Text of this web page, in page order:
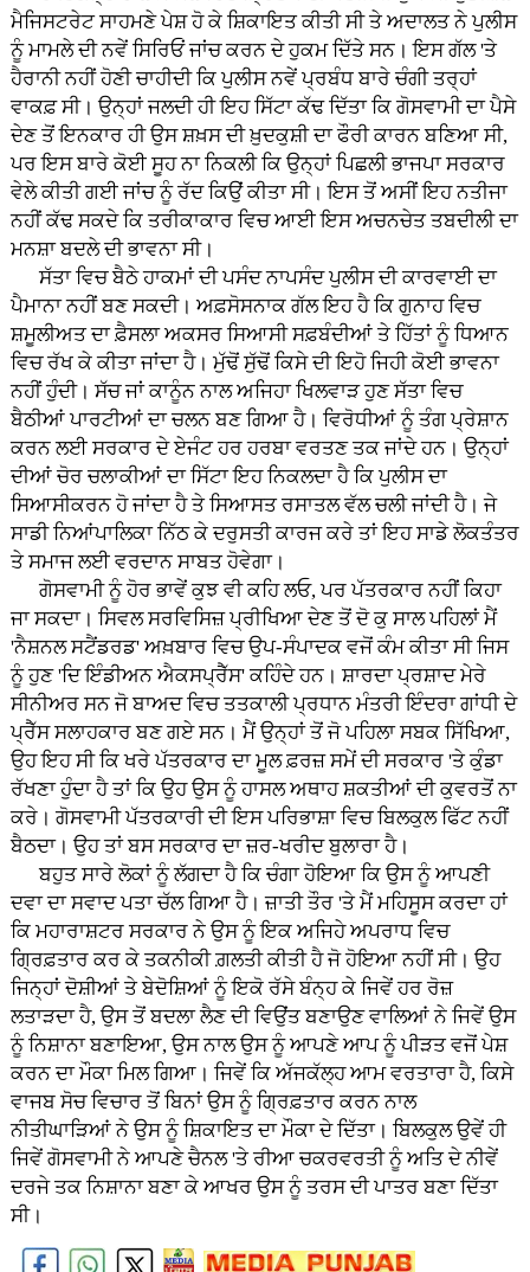
ਮੈਜਿਸਟਰੇਟ ਸਾਹਮਣੇ ਪੇਸ਼ ਹੋ ਕੇ ਸ਼ਿਕਾਇਤ ਕੀਤੀ ਸੀ ਤੇ ਅਦਾਲਤ ਨੇ ਪੁਲੀਸ
ਨੂੰ ਮਾਮਲੇ ਦੀ ਨਵੇਂ ਸਿਰਿਓਂ ਜਾਂਚ ਕਰਨ ਦੇ ਹੁਕਮ ਦਿੱਤੇ ਸਨ। ਇਸ ਗੱਲ 'ਤੇ
ਹੈਰਾਨੀ ਨਹੀਂ ਹੋਣੀ ਚਾਹੀਦੀ ਕਿ ਪੁਲੀਸ ਨਵੇਂ ਪ੍ਰਬੰਧ ਬਾਰੇ ਚੰਗੀ ਤਰ੍ਹਾਂ
ਵਾਕਫ਼ ਸੀ। ਉਨ੍ਹਾਂ ਜਲਦੀ ਹੀ ਇਹ ਸਿੱਟਾ ਕੱਢ ਦਿੱਤਾ ਕਿ ਗੋਸਵਾਮੀ ਦਾ ਪੈਸੇ
ਦੇਣ ਤੋਂ ਇਨਕਾਰ ਹੀ ਉਸ ਸ਼ਖ਼ਸ ਦੀ ਖ਼ੁਦਕੁਸ਼ੀ ਦਾ ਫੌਰੀ ਕਾਰਨ ਬਣਿਆ ਸੀ,
ਪਰ ਇਸ ਬਾਰੇ ਕੋਈ ਸੂਹ ਨਾ ਨਿਕਲੀ ਕਿ ਉਨ੍ਹਾਂ ਪਿਛਲੀ ਭਾਜਪਾ ਸਰਕਾਰ
ਵੇਲੇ ਕੀਤੀ ਗਈ ਜਾਂਚ ਨੂੰ ਰੱਦ ਕਿਉਂ ਕੀਤਾ ਸੀ। ਇਸ ਤੋਂ ਅਸੀਂ ਇਹ ਨਤੀਜਾ
ਨਹੀਂ ਕੱਢ ਸਕਦੇ ਕਿ ਤਰੀਕਾਕਾਰ ਵਿਚ ਆਈ ਇਸ ਅਚਨਚੇਤ ਤਬਦੀਲੀ ਦਾ
ਮਨਸ਼ਾ ਬਦਲੇ ਦੀ ਭਾਵਨਾ ਸੀ।
ਸੱਤਾ ਵਿਚ ਬੈਠੇ ਹਾਕਮਾਂ ਦੀ ਪਸੰਦ ਨਾਪਸੰਦ ਪੁਲੀਸ ਦੀ ਕਾਰਵਾਈ ਦਾ
ਪੈਮਾਨਾ ਨਹੀਂ ਬਣ ਸਕਦੀ। ਅਫ਼ਸੋਸਨਾਕ ਗੱਲ ਇਹ ਹੈ ਕਿ ਗੁਨਾਹ ਵਿਚ
ਸ਼ਮੂਲੀਅਤ ਦਾ ਫ਼ੈਸਲਾ ਅਕਸਰ ਸਿਆਸੀ ਸਫ਼ਬੰਦੀਆਂ ਤੇ ਹਿੱਤਾਂ ਨੂੰ ਧਿਆਨ
ਵਿਚ ਰੱਖ ਕੇ ਕੀਤਾ ਜਾਂਦਾ ਹੈ। ਮੁੱਢੋਂ ਸੁੱਢੋਂ ਕਿਸੇ ਦੀ ਇਹੋ ਜਿਹੀ ਕੋਈ ਭਾਵਨਾ
ਨਹੀਂ ਹੁੰਦੀ। ਸੱਚ ਜਾਂ ਕਾਨੂੰਨ ਨਾਲ ਅਜਿਹਾ ਖਿਲਵਾੜ ਹੁਣ ਸੱਤਾ ਵਿਚ
ਬੈਠੀਆਂ ਪਾਰਟੀਆਂ ਦਾ ਚਲਨ ਬਣ ਗਿਆ ਹੈ। ਵਿਰੋਧੀਆਂ ਨੂੰ ਤੰਗ ਪ੍ਰੇਸ਼ਾਨ
ਕਰਨ ਲਈ ਸਰਕਾਰ ਦੇ ਏਜੰਟ ਹਰ ਹਰਬਾ ਵਰਤਣ ਤਕ ਜਾਂਦੇ ਹਨ। ਉਨ੍ਹਾਂ
ਦੀਆਂ ਚੋਰ ਚਲਾਕੀਆਂ ਦਾ ਸਿੱਟਾ ਇਹ ਨਿਕਲਦਾ ਹੈ ਕਿ ਪੁਲੀਸ ਦਾ
ਸਿਆਸੀਕਰਨ ਹੋ ਜਾਂਦਾ ਹੈ ਤੇ ਸਿਆਸਤ ਰਸਾਤਲ ਵੱਲ ਚਲੀ ਜਾਂਦੀ ਹੈ। ਜੇ
ਸਾਡੀ ਨਿਆਂਪਾਲਿਕਾ ਨਿੱਠ ਕੇ ਦਰੁਸਤੀ ਕਾਰਜ ਕਰੇ ਤਾਂ ਇਹ ਸਾਡੇ ਲੋਕਤੰਤਰ
ਤੇ ਸਮਾਜ ਲਈ ਵਰਦਾਨ ਸਾਬਤ ਹੋਵੇਗਾ।
ਗੋਸਵਾਮੀ ਨੂੰ ਹੋਰ ਭਾਵੇਂ ਕੁਝ ਵੀ ਕਹਿ ਲਓ, ਪਰ ਪੱਤਰਕਾਰ ਨਹੀਂ ਕਿਹਾ
ਜਾ ਸਕਦਾ। ਸਿਵਲ ਸਰਵਿਸਿਜ਼ ਪ੍ਰੀਖਿਆ ਦੇਣ ਤੋਂ ਦੋ ਕੁ ਸਾਲ ਪਹਿਲਾਂ ਮੈਂ
'ਨੈਸ਼ਨਲ ਸਟੈਂਡਰਡ' ਅਖ਼ਬਾਰ ਵਿਚ ਉਪ-ਸੰਪਾਦਕ ਵਜੋਂ ਕੰਮ ਕੀਤਾ ਸੀ ਜਿਸ
ਨੂੰ ਹੁਣ 'ਦਿ ਇੰਡੀਅਨ ਐਕਸਪ੍ਰੈੱਸ' ਕਹਿੰਦੇ ਹਨ। ਸ਼ਾਰਦਾ ਪ੍ਰਸ਼ਾਦ ਮੇਰੇ
ਸੀਨੀਅਰ ਸਨ ਜੋ ਬਾਅਦ ਵਿਚ ਤਤਕਾਲੀ ਪ੍ਰਧਾਨ ਮੰਤਰੀ ਇੰਦਰਾ ਗਾਂਧੀ ਦੇ
ਪ੍ਰੈੱਸ ਸਲਾਹਕਾਰ ਬਣ ਗਏ ਸਨ। ਮੈਂ ਉਨ੍ਹਾਂ ਤੋਂ ਜੋ ਪਹਿਲਾ ਸਬਕ ਸਿੱਖਿਆ,
ਉਹ ਇਹ ਸੀ ਕਿ ਖਰੇ ਪੱਤਰਕਾਰ ਦਾ ਮੂਲ ਫ਼ਰਜ਼ ਸਮੇਂ ਦੀ ਸਰਕਾਰ 'ਤੇ ਕੁੰਡਾ
ਰੱਖਣਾ ਹੁੰਦਾ ਹੈ ਤਾਂ ਕਿ ਉਹ ਉਸ ਨੂੰ ਹਾਸਲ ਅਥਾਹ ਸ਼ਕਤੀਆਂ ਦੀ ਕੁਵਰਤੋਂ ਨਾ
ਕਰੇ। ਗੋਸਵਾਮੀ ਪੱਤਰਕਾਰੀ ਦੀ ਇਸ ਪਰਿਭਾਸ਼ਾ ਵਿਚ ਬਿਲਕੁਲ ਫਿੱਟ ਨਹੀਂ
ਬੈਠਦਾ। ਉਹ ਤਾਂ ਬਸ ਸਰਕਾਰ ਦਾ ਜ਼ਰ-ਖਰੀਦ ਬੁਲਾਰਾ ਹੈ।
ਬਹੁਤ ਸਾਰੇ ਲੋਕਾਂ ਨੂੰ ਲੱਗਦਾ ਹੈ ਕਿ ਚੰਗਾ ਹੋਇਆ ਕਿ ਉਸ ਨੂੰ ਆਪਣੀ
ਦਵਾ ਦਾ ਸਵਾਦ ਪਤਾ ਚੱਲ ਗਿਆ ਹੈ। ਜ਼ਾਤੀ ਤੌਰ 'ਤੇ ਮੈਂ ਮਹਿਸੂਸ ਕਰਦਾ ਹਾਂ
ਕਿ ਮਹਾਰਾਸ਼ਟਰ ਸਰਕਾਰ ਨੇ ਉਸ ਨੂੰ ਇਕ ਅਜਿਹੇ ਅਪਰਾਧ ਵਿਚ
ਗ੍ਰਿਫ਼ਤਾਰ ਕਰ ਕੇ ਤਕਨੀਕੀ ਗ਼ਲਤੀ ਕੀਤੀ ਹੈ ਜੋ ਹੋਇਆ ਨਹੀਂ ਸੀ। ਉਹ
ਜਿਨ੍ਹਾਂ ਦੋਸ਼ੀਆਂ ਤੇ ਬੇਦੋਸ਼ਿਆਂ ਨੂੰ ਇਕੋ ਰੱਸੇ ਬੰਨ੍ਹ ਕੇ ਜਿਵੇਂ ਹਰ ਰੋਜ਼
ਲਤਾੜਦਾ ਹੈ, ਉਸ ਤੋਂ ਬਦਲਾ ਲੈਣ ਦੀ ਵਿਉਂਤ ਬਣਾਉਣ ਵਾਲਿਆਂ ਨੇ ਜਿਵੇਂ ਉਸ
ਨੂੰ ਨਿਸ਼ਾਨਾ ਬਣਾਇਆ, ਉਸ ਨਾਲ ਉਸ ਨੂੰ ਆਪਣੇ ਆਪ ਨੂੰ ਪੀੜਤ ਵਜੋਂ ਪੇਸ਼
ਕਰਨ ਦਾ ਮੌਕਾ ਮਿਲ ਗਿਆ। ਜਿਵੇਂ ਕਿ ਅੱਜਕੱਲ੍ਹ ਆਮ ਵਰਤਾਰਾ ਹੈ, ਕਿਸੇ
ਵਾਜਬ ਸੋਚ ਵਿਚਾਰ ਤੋਂ ਬਿਨਾਂ ਉਸ ਨੂੰ ਗ੍ਰਿਫ਼ਤਾਰ ਕਰਨ ਨਾਲ
ਨੀਤੀਘਾੜਿਆਂ ਨੇ ਉਸ ਨੂੰ ਸ਼ਿਕਾਇਤ ਦਾ ਮੌਕਾ ਦੇ ਦਿੱਤਾ। ਬਿਲਕੁਲ ਉਵੇਂ ਹੀ
ਜਿਵੇਂ ਗੋਸਵਾਮੀ ਨੇ ਆਪਣੇ ਚੈਨਲ 'ਤੇ ਰੀਆ ਚਕਰਵਰਤੀ ਨੂੰ ਅਤਿ ਦੇ ਨੀਵੇਂ
ਦਰਜੇ ਤਕ ਨਿਸ਼ਾਨਾ ਬਣਾ ਕੇ ਆਖਰ ਉਸ ਨੂੰ ਤਰਸ ਦੀ ਪਾਤਰ ਬਣਾ ਦਿੱਤਾ
ਸੀ।